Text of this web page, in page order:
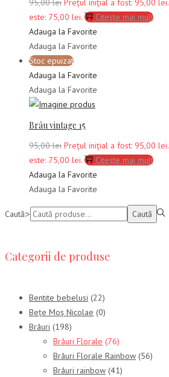
95,00lei Prețul inițial a fost: 95,00 lei.
este: 75,00 lei.
Citește mai mult
Adauga la Favorite
Adauga la Favorite
Stoc epuizat
Adauga la Favorite
Adauga la Favorite
Brâu vintage 15
95,00lei Prețul inițial a fost: 95,00 lei.
este: 75,00 lei.
Citește mai mult
Adauga la Favorite
Adauga la Favorite
Caută:> Caută
Categorii de produse
Bentite bebelusi (22)
Bețe Moș Nicolae (0)
Brâuri (198)
Brâuri Florale (76)
Brâuri Florale Rainbow (56)
Brâuri rainbow (41)